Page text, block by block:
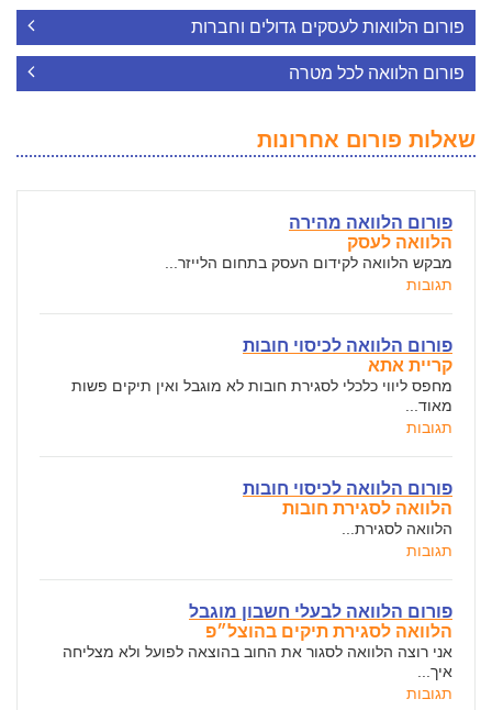
פורום הלוואות לעסקים גדולים וחברות
פורום הלוואה לכל מטרה
שאלות פורום אחרונות
פורום הלוואה מהירה
הלוואה לעסק
מבקש הלוואה לקידום העסק בתחום הלייזר...
תגובות
פורום הלוואה לכיסוי חובות
קריית אתא
מחפס ליווי כלכלי לסגירת חובות לא מוגבל ואין תיקים פשות
מאוד...
תגובות
פורום הלוואה לכיסוי חובות
הלוואה לסגירת חובות
הלוואה לסגירת...
תגובות
פורום הלוואה לבעלי חשבון מוגבל
הלוואה לסגירת תיקים בהוצל״פ
אני רוצה הלוואה לסגור את החוב בהוצאה לפועל ולא מצליחה
איך...
תגובות